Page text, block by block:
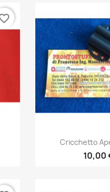

Cricchetto
10,00